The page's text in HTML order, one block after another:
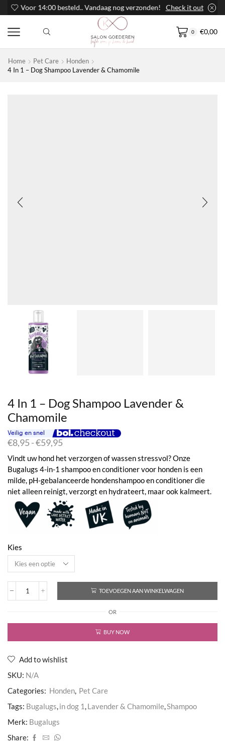
Gratis bezorgd vanaf €30,- in NL Shop nu!
0 €0,00
Home Pet Care
Honden
4 In 1 – Dog Shampoo Lavender & Chamomile
4 In 1 – Dog Shampoo Lavender &
Chamomile
€8,95 -€59,95
tot
€59,95
Vindt uw hond het verzorgen of wassen stressvol? Onze
Bugalugs 4-in-1 shampoo en conditioner voor honden is een
milde, pH-gebalanceerde hondenshampoo en conditioner die
niet alleen reinigt, verzorgt en hydrateert, maar ook kalmeert.
Kies
4
-
Shampoo
&
aantal
TOEVOEGEN AAN WINKELWAGEN
OR
BUY NOW
Add to wishlist
SKU: N/A
Categories: Honden, Pet Care
Tags: Bugalugs,in dog 1,Lavender & Chamomile,Shampoo
Merk: Bugalugs
Share: